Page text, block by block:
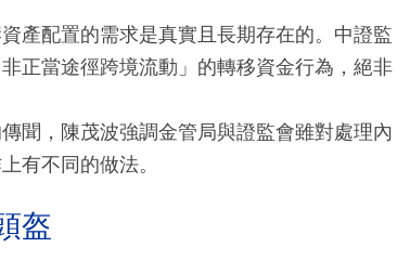
產配置的需求是真實且長期存在的。中證監
正當途徑跨境流動」的轉移資金行為，絕非
聞，陳茂波強調金管局與證監會雖對處理內
有不同的做法。
盔